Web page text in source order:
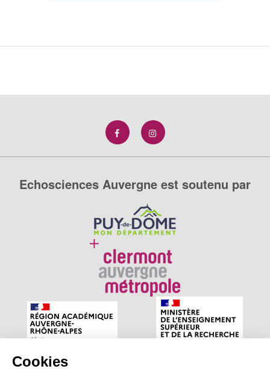
Cookies
Echosciences Auvergne est soutenu par